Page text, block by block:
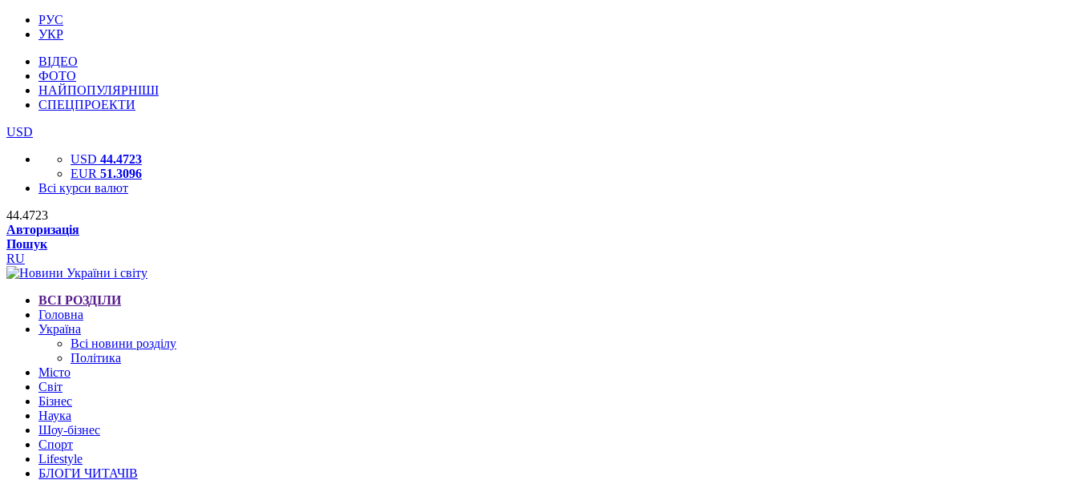
РУС
УКР
ВІДЕО
ФОТО
НАЙПОПУЛЯРНІШІ
СПЕЦПРОЕКТИ
USD
USD 44.4723
EUR 51.3096
Всі курси валют
44.4723
Авторизація
Пошук
RU
ВСІ РОЗДІЛИ
Головна
Україна
Всі новини розділу
Політика
Місто
Світ
Бізнес
Наука
Шоу-бізнес
Спорт
Lifestyle
БЛОГИ ЧИТАЧІВ